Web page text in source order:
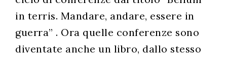
in terris. Mandare, andare, essere in
guerra” . Ora quelle conferenze sono
diventate anche un libro, dallo stesso